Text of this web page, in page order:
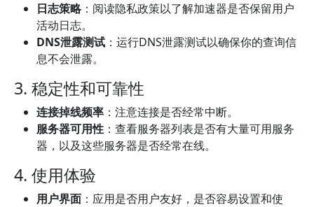
日志策略：阅读隐私政策以了解加速器是否保留用户
活动日志。
DNS泄露测试 ：运行DNS泄露测试以确保你的查询信
息不会泄露。
3. 稳定性和可靠性
连接掉线频率 ：注意连接是否经常中断。
服务器可用性 ：查看服务器列表是否有大量可用服务
器，以及这些服务器是否经常在线。
4. 使用体验
用户界面 ：应用是否用户友好，是否容易设置和使